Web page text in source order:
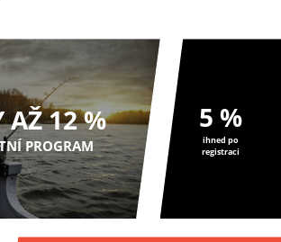
AŽ 12 %
PROGRAM
5 %
ihned po
registraci